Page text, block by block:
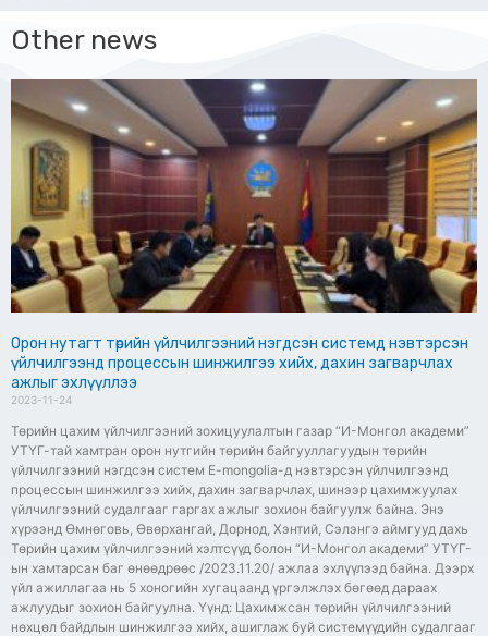
Other news
Орон нутагт төрийн үйлчилгээний нэгдсэн системд нэвтэрсэн
үйлчилгээнд процессын шинжилгээ хийх, дахин загварчлах
ажлыг эхлүүллээ
2023-11-24
Төрийн цахим үйлчилгээний зохицуулалтын газар “И-Монгол академи”
УТҮГ-тай хамтран орон нутгийн төрийн байгууллагуудын төрийн
үйлчилгээний нэгдсэн систем E-mongolia-д нэвтэрсэн үйлчилгээнд
процессын шинжилгээ хийх, дахин загварчлах, шинээр цахимжуулах
үйлчилгээний судалгааг гаргах ажлыг зохион байгуулж байна. Энэ
хүрээнд Өмнөговь, Өвөрхангай, Дорнод, Хэнтий, Сэлэнгэ аймгууд дахь
Төрийн цахим үйлчилгээний хэлтсүүд болон “И-Монгол академи” УТҮГ-
ын хамтарсан баг өнөөдрөөс /2023.11.20/ ажлаа эхлүүлээд байна. Дээрх
үйл ажиллагаа нь 5 хоногийн хугацаанд үргэлжлэх бөгөөд дараах
ажлуудыг зохион байгуулна. Үүнд: Цахимжсан төрийн үйлчилгээний
нөхцөл байдлын шинжилгээ хийх, ашиглаж буй системүүдийн судалгааг